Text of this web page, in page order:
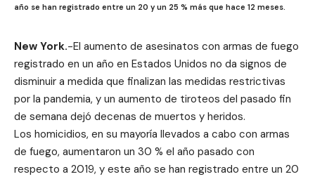
año se han registrado entre un 20 y un 25 % más que hace 12 meses.
New York.-El aumento de asesinatos con armas de fuego
registrado en un año en Estados Unidos no da signos de
disminuir a medida que finalizan las medidas restrictivas
por la pandemia, y un aumento de tiroteos del pasado fin
de semana dejó decenas de muertos y heridos.
Los homicidios, en su mayoría llevados a cabo con armas
de fuego, aumentaron un 30 % el año pasado con
respecto a 2019, y este año se han registrado entre un 20